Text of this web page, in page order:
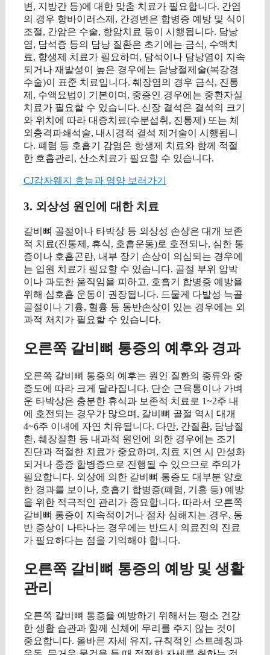
변, 지방간 등)에 대한 맞춤 치료가 필요합니다. 간염
의 경우 항바이러스제, 간경변은 합병증 예방 및 식이
조절, 간암은 수술, 항암치료 등이 시행됩니다. 담낭
염, 담석증 등의 담낭 질환은 초기에는 금식, 수액치
료, 항생제 치료가 필요하며, 담석이나 담낭염이 지속
되거나 재발성이 높은 경우에는 담낭절제술(복강경
수술)이 표준 치료입니다. 췌장염의 경우 금식, 진통
제, 수액요법이 기본이며, 중증인 경우에는 중환자실
치료가 필요할 수 있습니다. 신장 결석은 결석의 크기
와 위치에 따라 대증치료(수분섭취, 진통제) 또는 체
외충격파쇄석술, 내시경적 결석 제거술이 시행됩니
다. 폐렴 등 호흡기 감염은 항생제 치료와 함께 적절
한 호흡관리, 산소치료가 필요할 수 있습니다.
CJ감자웨지 효능과 영양 보러가기
3. 외상성 원인에 대한 치료
갈비뼈 골절이나 타박상 등 외상성 손상은 대개 보존
적 치료(진통제, 휴식, 호흡운동)로 호전되나, 심한 통
증이나 호흡곤란, 내부 장기 손상이 의심되는 경우에
는 입원 치료가 필요할 수 있습니다. 골절 부위 압박
이나 과도한 움직임을 피하고, 호흡기 합병증 예방을
위해 심호흡 운동이 권장됩니다. 드물게 다발성 늑골
골절이나 기흉, 혈흉 등 동반손상이 있는 경우에는 외
과적 처치가 필요할 수 있습니다.
오른쪽 갈비뼈 통증의 예후와 경과
오른쪽 갈비뼈 통증의 예후는 원인 질환의 종류와 중
증도에 따라 크게 달라집니다. 단순 근육통이나 가벼
운 타박상은 충분한 휴식과 보존적 치료로 1~2주 내
에 호전되는 경우가 많으며, 갈비뼈 골절 역시 대개
4~6주 이내에 자연 치유됩니다. 다만, 간질환, 담낭질
환, 췌장질환 등 내과적 원인에 의한 경우에는 조기
진단과 적절한 치료가 중요하며, 치료 지연 시 만성화
되거나 중증 합병증으로 진행될 수 있으므로 주의가
필요합니다. 외상에 의한 갈비뼈 통증도 대부분 양호
한 경과를 보이나, 호흡기 합병증(폐렴, 기흉 등) 예방
을 위한 적극적인 관리가 중요합니다. 따라서 오른쪽
갈비뼈 통증이 지속적이거나 점차 심해지는 경우, 동
반 증상이 나타나는 경우에는 반드시 의료진의 진료
가 필요하다는 점을 기억해야 합니다.
오른쪽 갈비뼈 통증의 예방 및 생활
관리
오른쪽 갈비뼈 통증을 예방하기 위해서는 평소 건강
한 생활 습관과 함께 신체에 무리를 주지 않는 것이
중요합니다. 올바른 자세 유지, 규칙적인 스트레칭과